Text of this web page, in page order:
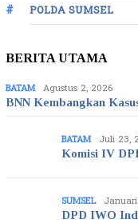
POLDA SUMSEL
BERITA UTAMA
BATAM Agustus 2, 2026
BNN Kembangkan
BATAM Juli 23,
Komisi IV
SUMSEL
DPD IWO